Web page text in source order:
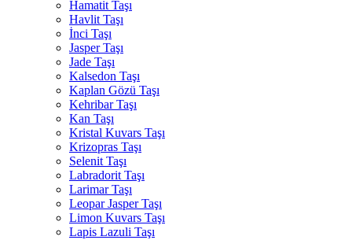
Hamatit Taşı
Havlit Taşı
İnci Taşı
Jasper Taşı
Jade Taşı
Kalsedon Taşı
Kaplan Gözü Taşı
Kehribar Taşı
Kan Taşı
Kristal Kuvars Taşı
Krizopras Taşı
Selenit Taşı
Labradorit Taşı
Larimar Taşı
Leopar Jasper Taşı
Limon Kuvars Taşı
Lapis Lazuli Taşı